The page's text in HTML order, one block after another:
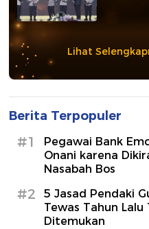
Lihat
Berita Terpopuler
#1
Pegawai Bank
Onani karena
Nasabah Bos
#2
5 Jasad Pendaki
Tewas Tahun Lalu
Ditemukan